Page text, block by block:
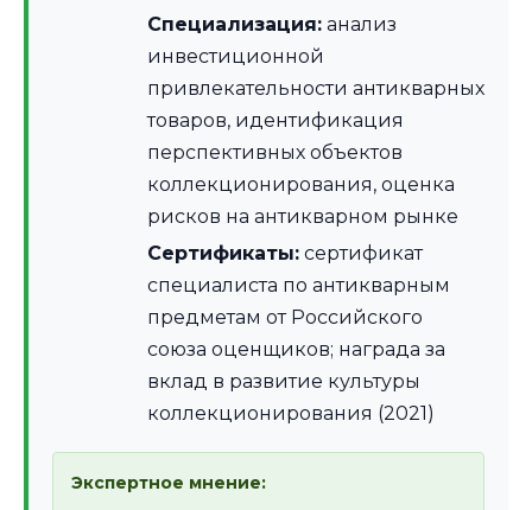
Специализация: анализ
инвестиционной
привлекательности антикварных
товаров, идентификация
перспективных объектов
коллекционирования, оценка
рисков на антикварном рынке
Сертификаты: сертификат
специалиста по антикварным
предметам от Российского
союза оценщиков; награда за
вклад в развитие культуры
коллекционирования (2021)
Экспертное мнение: